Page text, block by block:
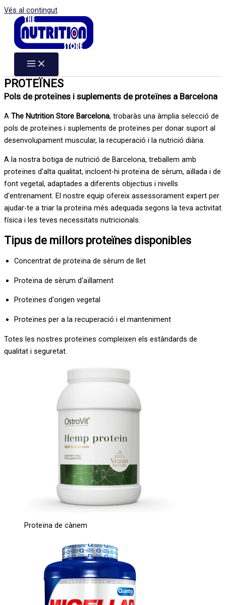
Vés al contingut
PROTEÏNES
Pols de proteïnes i suplements de proteïnes a Barcelona
A The Nutrition Store Barcelona, trobaràs una àmplia selecció de
pols de proteïnes i suplements de proteïnes per donar suport al
desenvolupament muscular, la recuperació i la nutrició diària.
A la nostra botiga de nutrició de Barcelona, treballem amb
proteïnes d'alta qualitat, incloent-hi proteïna de sèrum, aïllada i de
font vegetal, adaptades a diferents objectius i nivells
d'entrenament. El nostre equip ofereix assessorament expert per
ajudar-te a triar la proteïna més adequada segons la teva activitat
física i les teves necessitats nutricionals.
Tipus de millors proteïnes disponibles
Concentrat de proteïna de sèrum de llet
Proteïna de sèrum d'aïllament
Proteïnes d'origen vegetal
Proteïnes per a la recuperació i el manteniment
Totes les nostres proteïnes compleixen els estàndards de
qualitat i seguretat.
Proteïna de cànem